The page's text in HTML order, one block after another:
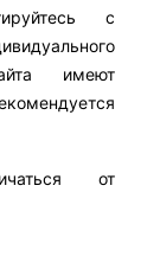
с
имеют
от